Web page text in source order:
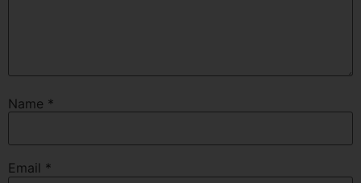
Name *
Email *